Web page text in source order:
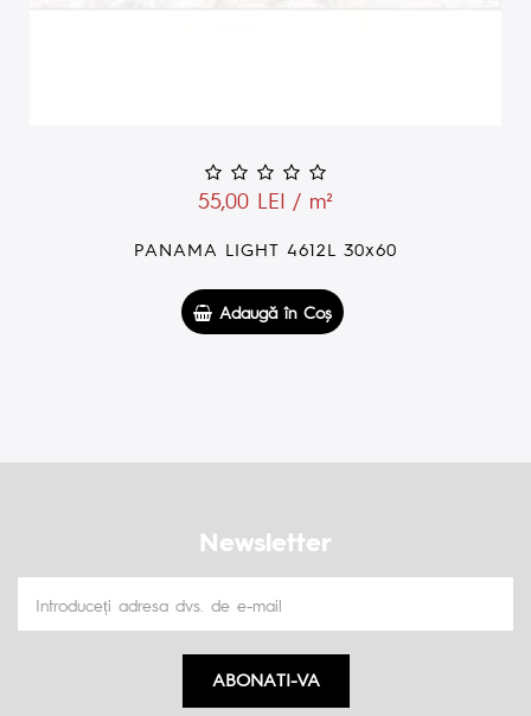
55,00 LEI / m²
PANAMA LIGHT 4612L 30x60
Adaugă în Coş
Newsletter
ABONATI-VA